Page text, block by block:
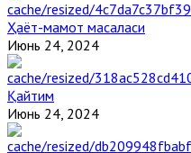
Ҳаёт-мамот масаласи
Июнь 24, 2024
Қайтим
Июнь 24, 2024